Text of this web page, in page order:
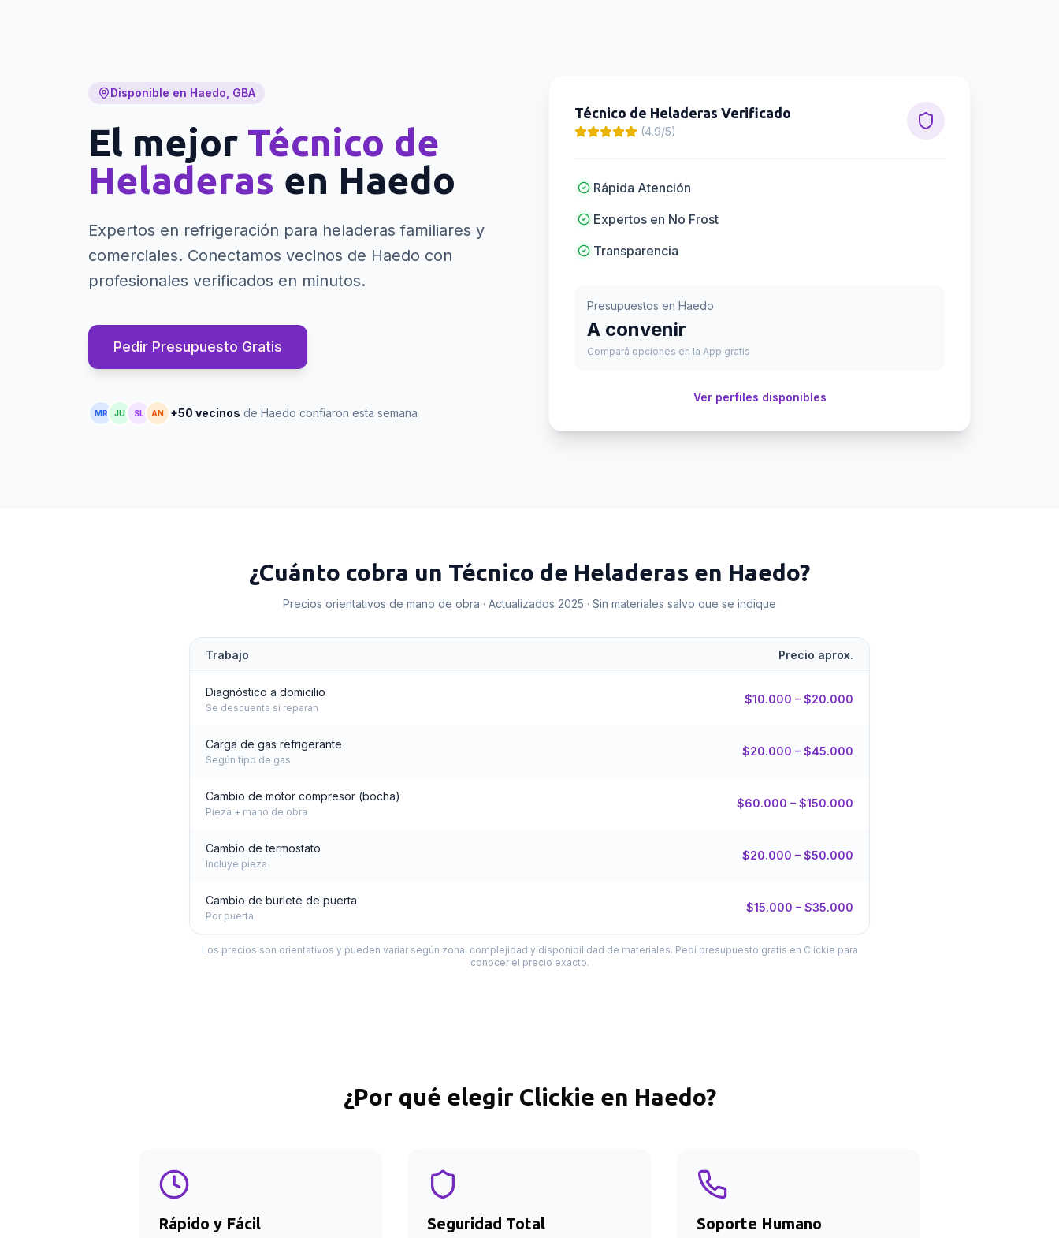
Disponible en Haedo, GBA
El mejor Técnico de
Heladeras en Haedo
Expertos en refrigeración para heladeras familiares y
comerciales. Conectamos vecinos de Haedo con
profesionales verificados en minutos.
Pedir Presupuesto Gratis
MR JU SL AN +50 vecinos de Haedo confiaron esta semana
Técnico de Heladeras Verificado
(4.9/5)
Rápida Atención
Expertos en No Frost
Transparencia
Presupuestos en Haedo
A convenir
Compará opciones en la App gratis
Ver perfiles disponibles
¿Cuánto cobra un Técnico de Heladeras en Haedo?
Precios orientativos de mano de obra · Actualizados 2025 · Sin materiales salvo que se indique
Trabajo Precio aprox.
Diagnóstico a domicilio
Se descuenta si reparan
$10.000 – $20.000
Carga de gas refrigerante
Según tipo de gas
$20.000 – $45.000
Cambio de motor compresor (bocha)
Pieza + mano de obra
$60.000 – $150.000
Cambio de termostato
Incluye pieza
$20.000 – $50.000
Cambio de burlete de puerta
Por puerta
$15.000 – $35.000
Los precios son orientativos y pueden variar según zona, complejidad y disponibilidad de materiales. Pedí presupuesto gratis en Clickie para
conocer el precio exacto.
¿Por qué elegir Clickie en Haedo?
Rápido y Fácil Seguridad Total Soporte Humano